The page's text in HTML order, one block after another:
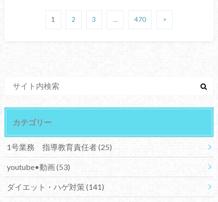
1 2 3 … 470 >
カテゴリー
1号業務 指導教育責任者(25)
youtube•動画(53)
ダイエット・ハゲ対策(141)